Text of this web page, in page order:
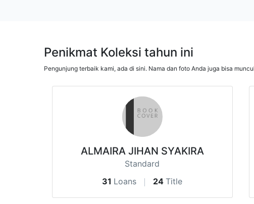
Penikmat Koleksi tahun ini
Pengunjung terbaik kami, ada di sini. Nama dan foto Anda juga bisa
ALMAIRA JIHAN SYAKIRA
Standard
31 Loans 24 Title